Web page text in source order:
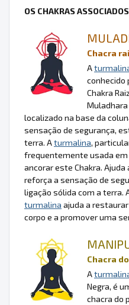
OS CHAKRAS
Chacra
A
conhecido
Chakra
Muladhara
localizado na base da
sensação de segurança,
terra. Aturmalina,
frequentemente usada
ancorar este Chakra.
reforça a sensação de
ligação sólida com a terra.
turmalina ajuda a
corpo e a promover uma
Chacra
A
Negra, é
chacra do